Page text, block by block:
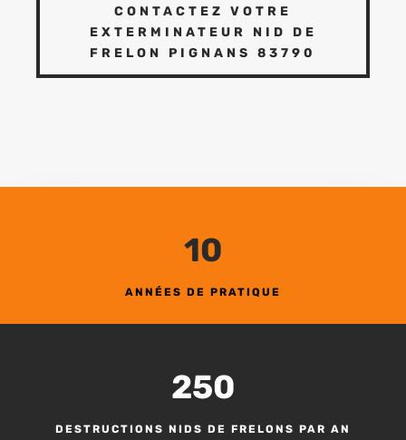
CONTACTEZ VOTRE
EXTERMINATEUR NID DE
FRELON PIGNANS 83790
10
ANNÉES DE PRATIQUE
250
DESTRUCTIONS NIDS DE FRELONS PAR AN